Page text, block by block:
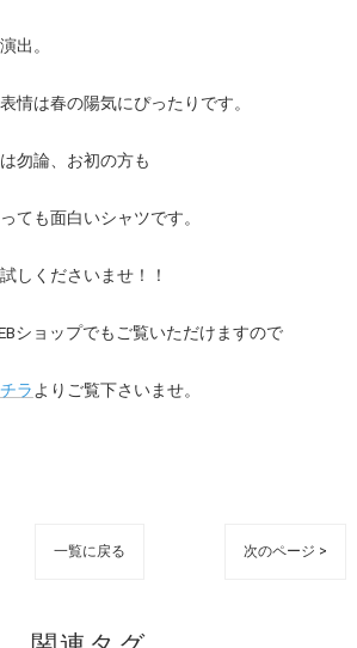
出。
情は春の陽気にぴったりです。
勿論、お初の方も
ても面白いシャツです。
しくださいませ！！
ショップでもご覧いただけますので
ラよりご覧下さいませ。
一覧に戻る 次のページ >